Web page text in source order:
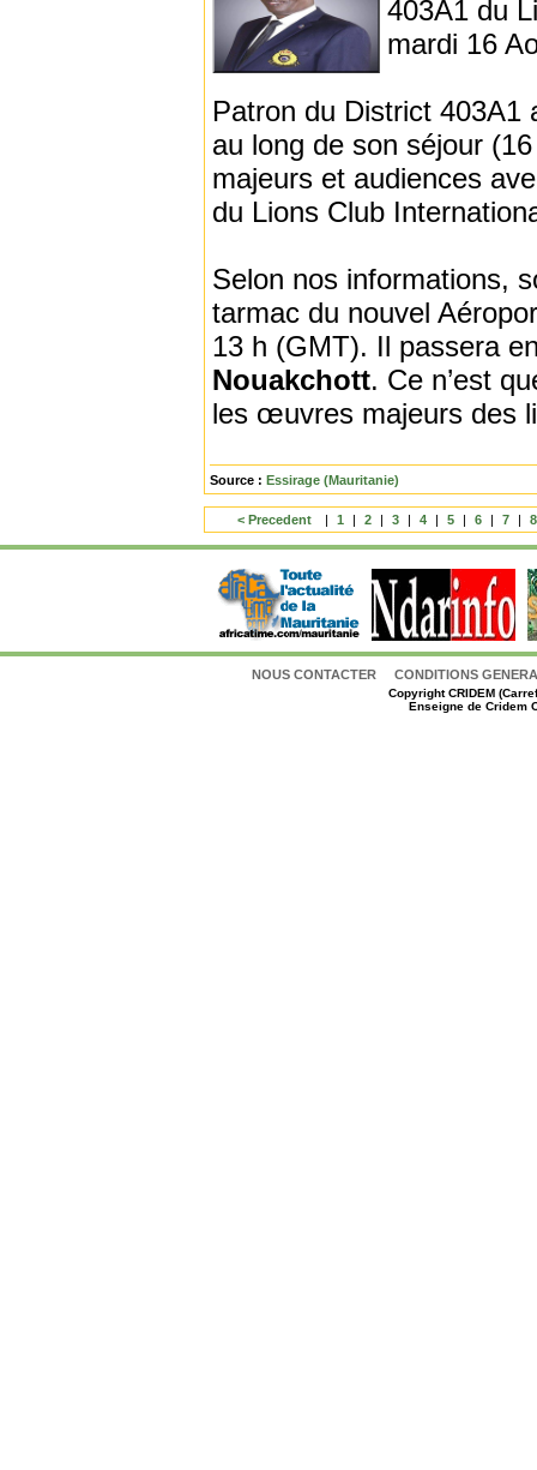
403A1 du
mardi 16
Patron du District
au long de son séjour
majeurs et audiences
du Lions Club
Selon nos informations,
tarmac du nouvel
13 h (GMT). Il passera
Nouakchott. Ce n’est
les œuvres majeurs des
Source : Essirage (Mauritanie)
< Precedent | 1 | 2 | 3 | 4 | 5 | 6 | 7 | 8
NOUS CONTACTER CONDITIONS
CopyrightCRIDEM
Enseigne de Cridem